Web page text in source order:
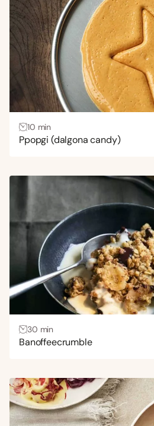
10 min
Ppopgi (dalgona candy)
30 min
Banoffeecrumble